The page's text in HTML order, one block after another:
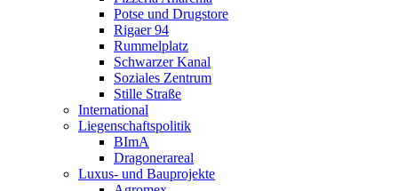
Potse und Drugstore
Rigaer 94
Rummelplatz
Schwarzer Kanal
Soziales Zentrum
Stille Straße
International
Liegenschaftspolitik
BImA
Dragonerareal
Luxus- und Bauprojekte